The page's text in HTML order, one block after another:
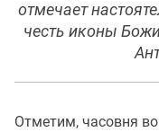
отмечает
честь иконы
Отметим, часовня